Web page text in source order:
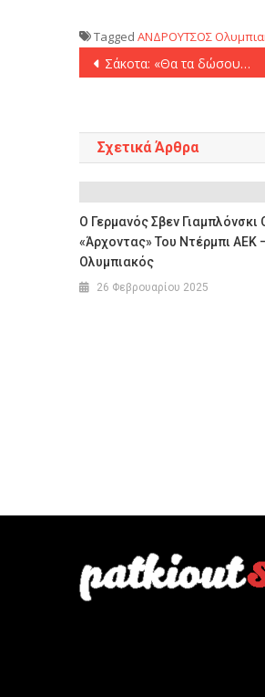
Tagged ΑΝΔΡΟΥΤΣΟΣ
Πλοήγηση
Σάκοτα: «Θα τα δώσουμε όλα!»
Σχετικά Άρθρα
Ο Γερμανός Σβεν Γιαμπλόνσκι
«άρχοντας» Του Ντέρμπι ΑΕΚ
Ολυμπιακός
26 Φεβρουαρίου 2025